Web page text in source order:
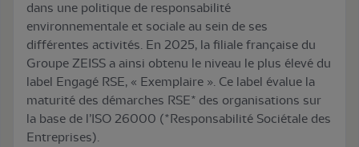
dans une politique de responsabilité
environnementale et sociale au sein de ses
différentes activités. En 2025, la filiale française du
Groupe ZEISS a ainsi obtenu le niveau le plus élevé du
label Engagé RSE, « Exemplaire ». Ce label évalue la
maturité des démarches RSE* des organisations sur
la base de l’ISO 26000 (*Responsabilité Sociétale des
Entreprises).